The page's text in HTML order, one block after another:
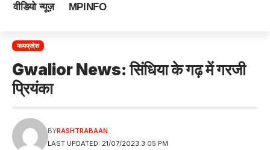
वीडियो न्यूज़ MPINFO
मध्यप्रदेश
Gwalior News: सिंधिया के गढ़ में गरजी
प्रियंका
LAST UPDATED: 21/07/2023 3:05 PM
BYRASHTRABAAN